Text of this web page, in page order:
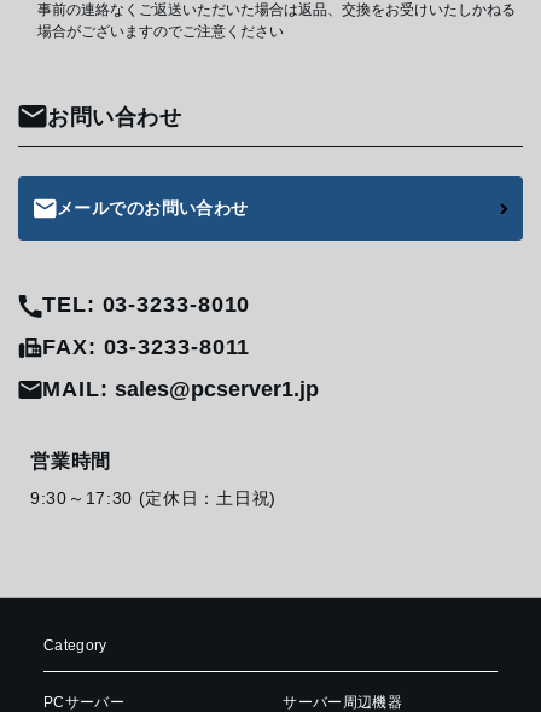
事前の連絡なくご返送いただいた場合は返品、交換をお受けいたしかねる
場合がございますのでご注意ください
お問い合わせ
メールでのお問い合わせ
TEL: 03-3233-8010
FAX: 03-3233-8011
MAIL:sales@pcserver1.jp
営業時間
9:30～17:30 (定休日：土日祝)
Category
PCサーバー サーバー周辺機器